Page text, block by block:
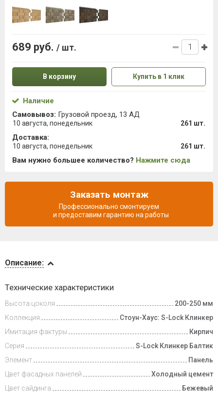
Доставка
и оплата
Описание:
Технические характеристики
Высота цоколя
200-250 мм
Коллекция
Стоун-Хаус: S-Lock Клинкер
Имитация фактуры
Кирпич
Серия
S-Lock Клинкер Балтик
Элемент
Панель
Цвет фасадных панелей
Холодный цемент
Цвет сайдинга
Бежевый
689 руб. / шт.
В корзину Купить в 1 клик
Наличие
Самовывоз: Грузовой проезд, 13 АД
10 августа, понедельник 261 шт.
Доставка:
10 августа, понедельник 261 шт.
Вам нужно большее количество? Нажмите сюда
Заказать монтаж
Профессионально смонтируем
и предоставим гарантию на работы